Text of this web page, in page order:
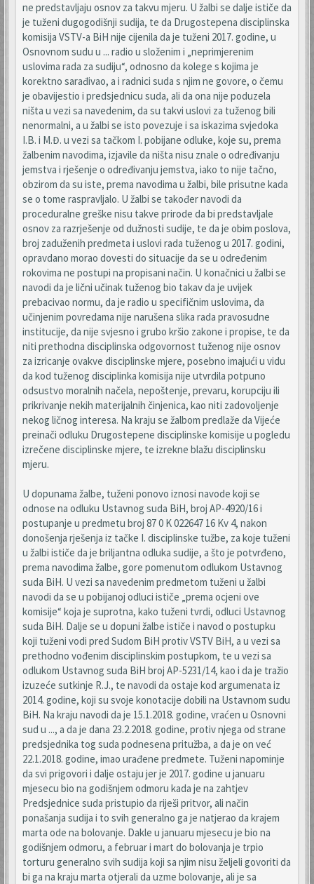
ne predstavljaju osnov za takvu mjeru. U žalbi se dalje ističe da
je tuženi dugogodišnji sudija, te da Drugostepena disciplinska
komisija VSTV-a BiH nije cijenila da je tuženi 2017. godine, u
Osnovnom sudu u ... radio u složenim i „neprimjerenim
uslovima rada za sudiju“, odnosno da kolege s kojima je
korektno sarađivao, a i radnici suda s njim ne govore, o čemu
je obavijestio i predsjednicu suda, ali da ona nije poduzela
ništa u vezi sa navedenim, da su takvi uslovi za tuženog bili
nenormalni, a u žalbi se isto povezuje i sa iskazima svjedoka
I.B. i M.Đ. u vezi sa tačkom I. pobijane odluke, koje su, prema
žalbenim navodima, izjavile da ništa nisu znale o određivanju
jemstva i rješenje o određivanju jemstva, iako to nije tačno,
obzirom da su iste, prema navodima u žalbi, bile prisutne kada
se o tome raspravljalo. U žalbi se također navodi da
proceduralne greške nisu takve prirode da bi predstavljale
osnov za razrješenje od dužnosti sudije, te da je obim poslova,
broj zaduženih predmeta i uslovi rada tuženog u 2017. godini,
opravdano morao dovesti do situacije da se u određenim
rokovima ne postupi na propisani način. U konačnici u žalbi se
navodi da je lični učinak tuženog bio takav da je uvijek
prebacivao normu, da je radio u specifičnim uslovima, da
učinjenim povredama nije narušena slika rada pravosudne
institucije, da nije svjesno i grubo kršio zakone i propise, te da
niti prethodna disciplinska odgovornost tuženog nije osnov
za izricanje ovakve disciplinske mjere, posebno imajući u vidu
da kod tuženog disciplinka komisija nije utvrdila potpuno
odsustvo moralnih načela, nepoštenje, prevaru, korupciju ili
prikrivanje nekih materijalnih činjenica, kao niti zadovoljenje
nekog ličnog interesa. Na kraju se žalbom predlaže da Vijeće
preinači odluku Drugostepene disciplinske komisije u pogledu
izrečene disciplinske mjere, te izrekne blažu disciplinsku
mjeru.
U dopunama žalbe, tuženi ponovo iznosi navode koji se
odnose na odluku Ustavnog suda BiH, broj AP-4920/16 i
postupanje u predmetu broj 87 0 K 022647 16 Kv 4, nakon
donošenja rješenja iz tačke I. disciplinske tužbe, za koje tuženi
u žalbi ističe da je briljantna odluka sudije, a što je potvrđeno,
prema navodima žalbe, gore pomenutom odlukom Ustavnog
suda BiH. U vezi sa navedenim predmetom tuženi u žalbi
navodi da se u pobijanoj odluci ističe „prema ocjeni ove
komisije“ koja je suprotna, kako tuženi tvrdi, odluci Ustavnog
suda BiH. Dalje se u dopuni žalbe ističe i navod o postupku
koji tuženi vodi pred Sudom BiH protiv VSTV BiH, a u vezi sa
prethodno vođenim disciplinskim postupkom, te u vezi sa
odlukom Ustavnog suda BiH broj AP-5231/14, kao i da je tražio
izuzeće sutkinje R.J., te navodi da ostaje kod argumenata iz
2014. godine, koji su svoje konotacije dobili na Ustavnom sudu
BiH. Na kraju navodi da je 15.1.2018. godine, vraćen u Osnovni
sud u ..., a da je dana 23.2.2018. godine, protiv njega od strane
predsjednika tog suda podnesena pritužba, a da je on već
22.1.2018. godine, imao urađene predmete. Tuženi napominje
da svi prigovori i dalje ostaju jer je 2017. godine u januaru
mjesecu bio na godišnjem odmoru kada je na zahtjev
Predsjednice suda pristupio da riješi pritvor, ali način
ponašanja sudija i to svih generalno ga je natjerao da krajem
marta ode na bolovanje. Dakle u januaru mjesecu je bio na
godišnjem odmoru, a februar i mart do bolovanja je trpio
torturu generalno svih sudija koji sa njim nisu željeli govoriti da
bi ga na kraju marta otjerali da uzme bolovanje, ali je sa